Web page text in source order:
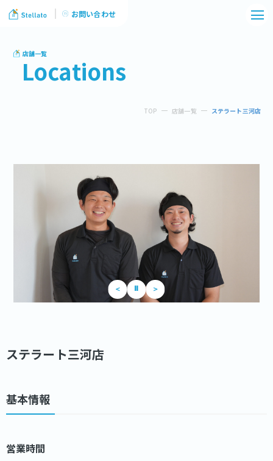
お問い合わせ
店舗一覧
Locations
TOP 店舗一覧 ステラート三河店
＜ ⏸ ＞
ステラート三河店
基本情報
営業時間